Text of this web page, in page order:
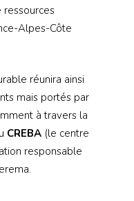
Alpes-Côte
réunira ainsi
mais portés par
à travers la
CREBA (le centre
responsable